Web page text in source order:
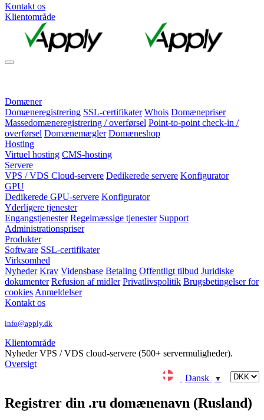
Kontakt os
Klientområde
Domæner
Domæneregistrering SSL-certifikater Whois Domænepriser
Massedomæneregistrering / overførsel Point-to-point check-in /
overførsel Domænemægler Domæneshop
Hosting
Virtuel hosting CMS-hosting
Servere
VPS / VDS Cloud-servere Dedikerede servere Konfigurator
GPU
Dedikerede GPU-servere Konfigurator
Yderligere tjenester
Engangstjenester Regelmæssige tjenester Support
Administrationspriser
Produkter
Software SSL-certifikater
Virksomhed
Nyheder Krav Vidensbase Betaling Offentligt tilbud Juridiske
dokumenter Refusion af midler Privatlivspolitik Brugsbetingelser for
cookies Anmeldelser
Kontakt os
info@apply.dk
Klientområde
Nyheder VPS / VDS cloud-servere (500+ servermuligheder).
Oversigt
Dansk
▼
Registrer din .ru domænenavn (Rusland)